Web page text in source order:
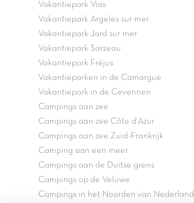
Vakantiepark Vias
Vakantiepark Argeles sur mer
Vakantiepark Jard sur mer
Vakantiepark Sarzeau
Vakantiepark Fréjus
Vakantieparken in de Camargue
Vakantiepark in de Cevennen
Campings aan zee
Campings aan zee Côte d'Azur
Campings aan zee Zuid-Frankrijk
Camping aan een meer
Campings aan de Duitse grens
Campings op de Veluwe
Campings in het Noorden van Nederland